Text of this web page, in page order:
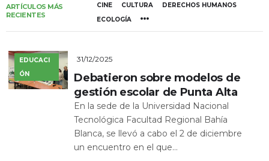
ARTÍCULOS MÁS
RECIENTES
CINE CULTURA
DERECHOS HUMANOS
ECOLOGÍA
EDUCACI
ÓN
31/12/2025
Debatieron sobre modelos de
gestión escolar de Punta Alta
En la sede de la Universidad Nacional
Tecnológica Facultad Regional Bahía
Blanca, se llevó a cabo el 2 de diciembre
un encuentro en el que...